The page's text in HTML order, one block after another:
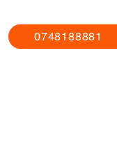
0748188881